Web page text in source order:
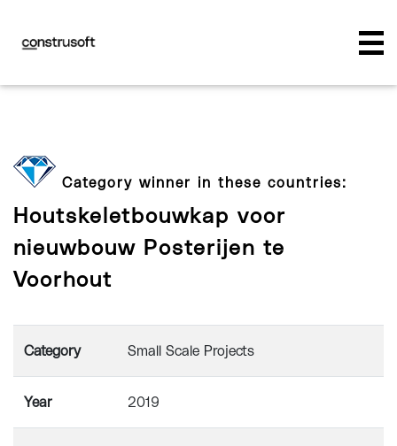
Category winner in these countries:
Houtskeletbouwkap voor
nieuwbouw Posterijen te
Voorhout
Category Small Scale Projects
Year 2019